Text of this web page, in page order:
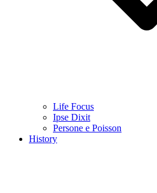
Life Focus
Ipse Dixit
Persone e Poisson
History